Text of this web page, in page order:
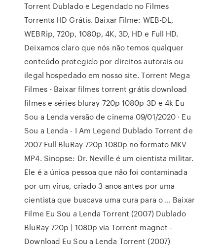
Torrent Dublado e Legendado no Filmes
Torrents HD Grátis. Baixar Filme: WEB-DL,
WEBRip, 720p, 1080p, 4K, 3D, HD e Full HD.
Deixamos claro que nós não temos qualquer
conteúdo protegido por direitos autorais ou
ilegal hospedado em nosso site. Torrent Mega
Filmes - Baixar filmes torrent grátis download
filmes e séries bluray 720p 1080p 3D e 4k Eu
Sou a Lenda versão de cinema 09/01/2020 · Eu
Sou a Lenda - I Am Legend Dublado Torrent de
2007 Full BluRay 720p 1080p no formato MKV
MP4. Sinopse: Dr. Neville é um cientista militar.
Ele é a única pessoa que não foi contaminada
por um vírus, criado 3 anos antes por uma
cientista que buscava uma cura para o … Baixar
Filme Eu Sou a Lenda Torrent (2007) Dublado
BluRay 720p | 1080p via Torrent magnet -
Download Eu Sou a Lenda Torrent (2007)